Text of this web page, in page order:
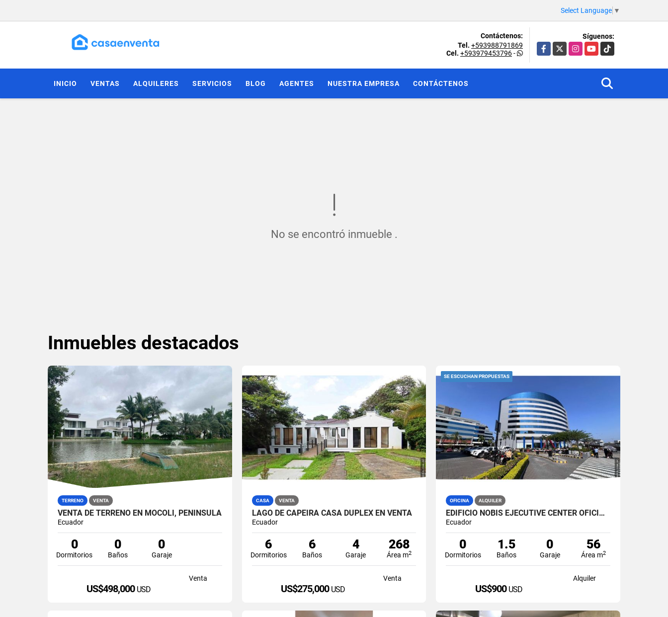
Select Language ▼
Contáctenos:
Tel. +593988791869
Cel. +593979453796-
Síguenos:
Facebook
X InstagramYouTubeTikTok
INICIO VENTAS ALQUILERES SERVICIOS BLOG AGENTES NUESTRA EMPRESA CONTÁCTENOS
No se encontró inmueble .
Inmuebles destacados
TERRENO VENTA
VENTA DE TERRENO EN MOCOLI, PENÍNSULA
Ecuador
0
Dormitorios
0
Baños
0
Garaje
Venta
US$498,000 USD
CASA VENTA
LAGO DE CAPEIRA CASA DUPLEX EN VENTA
Ecuador
6
Dormitorios
6
Baños
4
Garaje
268
Área m2
Venta
US$275,000 USD
SE ESCUCHAN PROPUESTAS
OFICINA ALQUILER
EDIFICIO NOBIS EJECUTIVE CENTER OFICINA 60M2 EN ALQUILER AMOBLADA
Ecuador
0
Dormitorios
1.5
Baños
0
Garaje
56
Área m2
Alquiler
US$900 USD